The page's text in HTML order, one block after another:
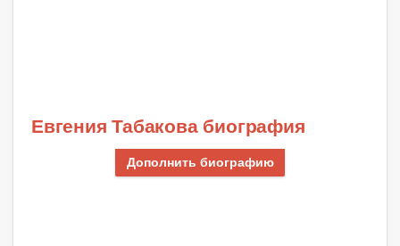
Евгения Табакова биография
Дополнить биографию